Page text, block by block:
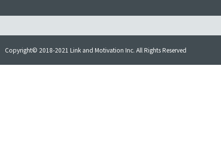
Copyright© 2018-2021 Link and Motivation Inc. All Rights Reserved